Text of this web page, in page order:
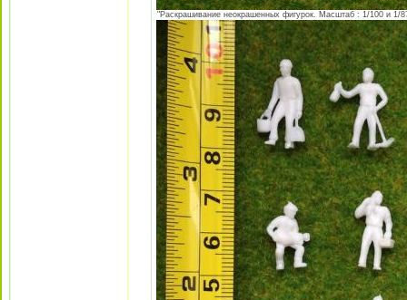
"Раскрашивание неокрашенных фигурок. Масштаб : 1/100 и 1/